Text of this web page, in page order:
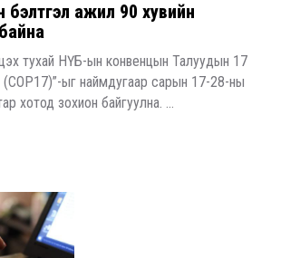
бэлтгэл ажил 90 хувийн
тухай НҮБ-ын конвенцын Талуудын 17
(COP17)”-ыг наймдугаар сарын 17-28-ны
хотод зохион байгуулна. ...